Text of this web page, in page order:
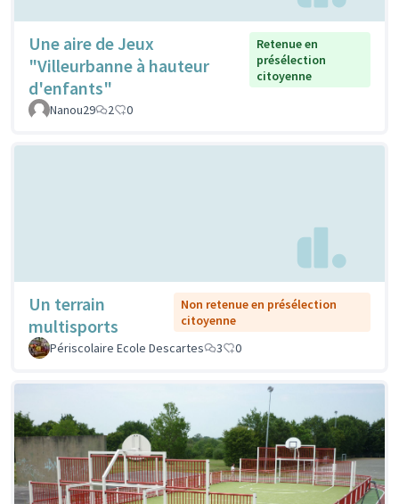
Une aire de Jeux
"Villeurbanne à hauteur
d'enfants"
Retenue en
présélection
citoyenne
Nanou29 2 0
Un terrain
multisports
Non retenue en présélection
citoyenne
Périscolaire Ecole Descartes
3 0